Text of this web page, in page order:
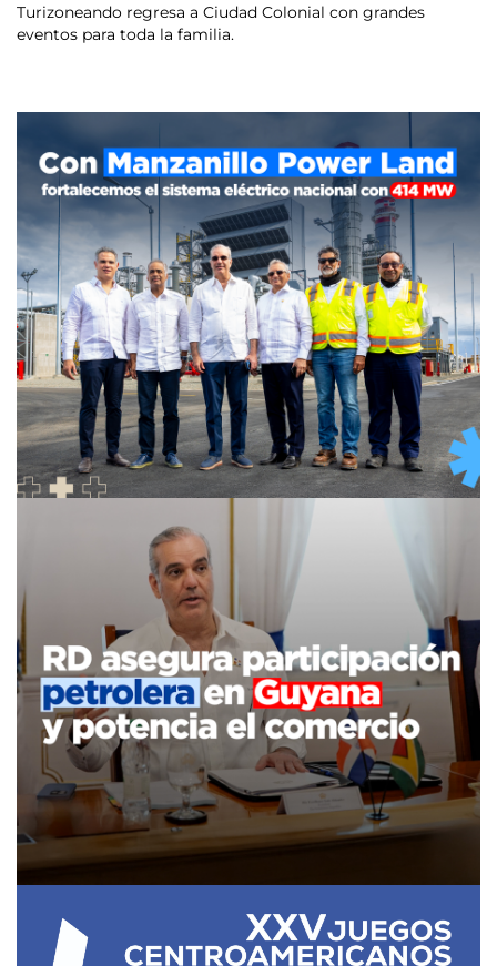
Turizoneando regresa a Ciudad Colonial con grandes
eventos para toda la familia.